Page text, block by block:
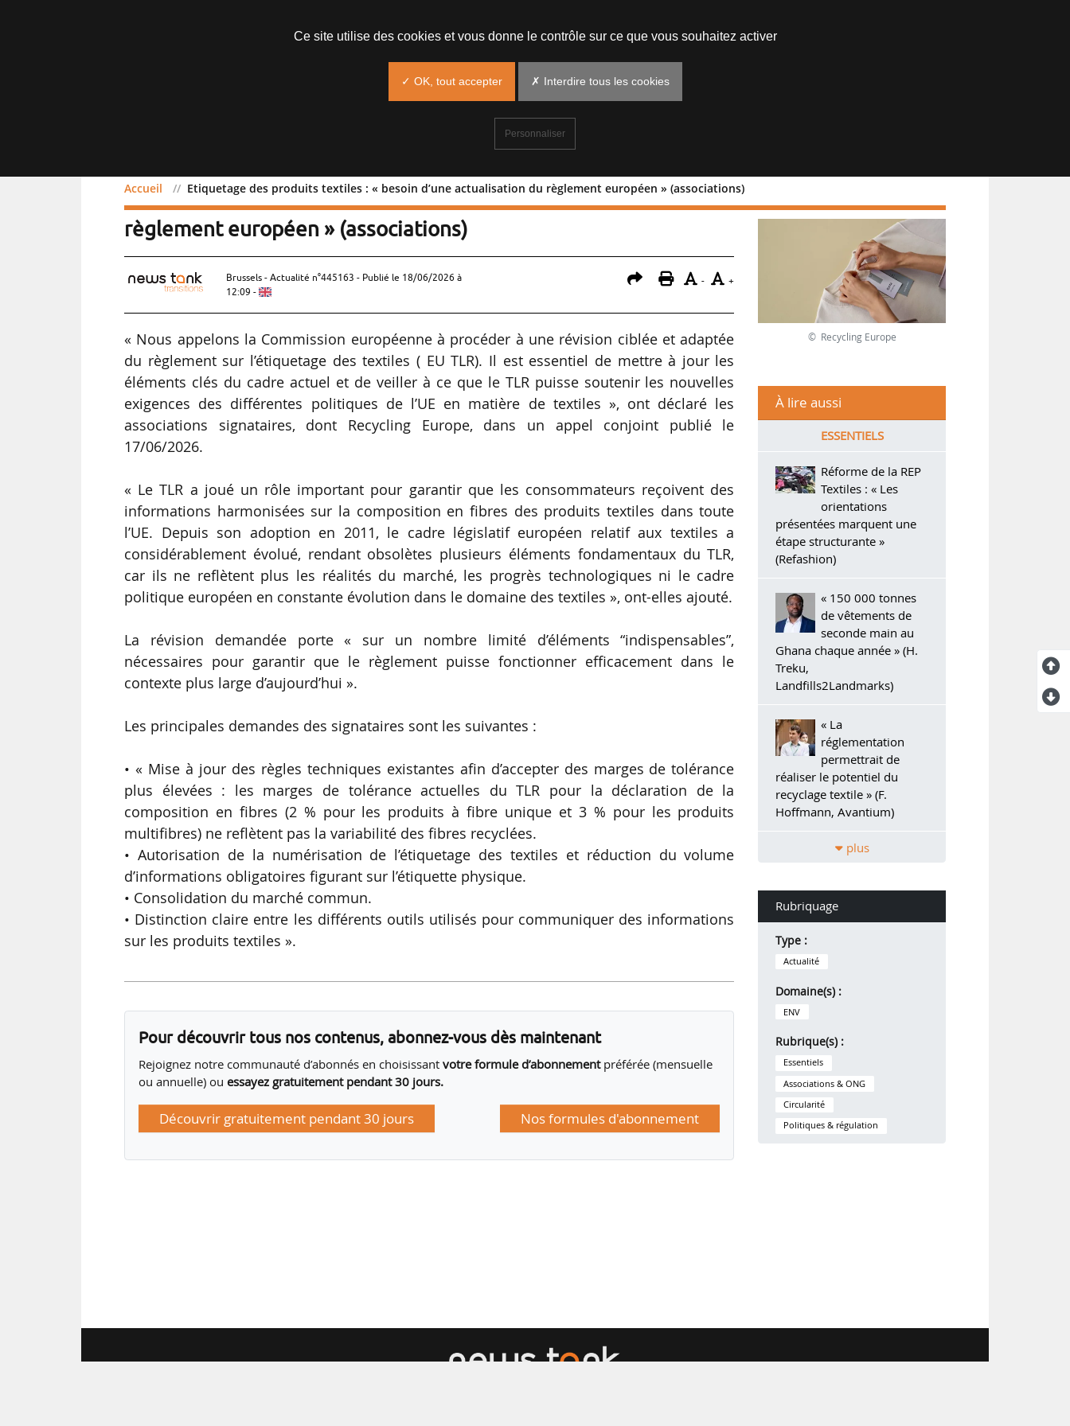
Accueil Etiquetage des produits textiles : « besoin d’une actualisation du règlement européen » (associations)
Etiquetage des produits textiles : « besoin d’une actualisation du
règlement européen » (associations)
Brussels - Actualité n°445163 - Publié le 18/06/2026 à
12:09 -
- +
« Nous appelons la Commission européenne à procéder à une révision ciblée et adaptée
du règlement sur l’étiquetage des textiles ( EU TLR). Il est essentiel de mettre à jour les
éléments clés du cadre actuel et de veiller à ce que le TLR puisse soutenir les nouvelles
exigences des différentes politiques de l’UE en matière de textiles », ont déclaré les
associations signataires, dont Recycling Europe, dans un appel conjoint publié le
17/06/2026.
« Le TLR a joué un rôle important pour garantir que les consommateurs reçoivent des
informations harmonisées sur la composition en fibres des produits textiles dans toute
l’UE. Depuis son adoption en 2011, le cadre législatif européen relatif aux textiles a
considérablement évolué, rendant obsolètes plusieurs éléments fondamentaux du TLR,
car ils ne reflètent plus les réalités du marché, les progrès technologiques ni le cadre
politique européen en constante évolution dans le domaine des textiles », ont-elles ajouté.
La révision demandée porte « sur un nombre limité d’éléments “indispensables”,
nécessaires pour garantir que le règlement puisse fonctionner efficacement dans le
contexte plus large d’aujourd’hui ».
Les principales demandes des signataires sont les suivantes :
• « Mise à jour des règles techniques existantes afin d’accepter des marges de tolérance
plus élevées : les marges de tolérance actuelles du TLR pour la déclaration de la
composition en fibres (2 % pour les produits à fibre unique et 3 % pour les produits
multifibres) ne reflètent pas la variabilité des fibres recyclées.
• Autorisation de la numérisation de l’étiquetage des textiles et réduction du volume
d’informations obligatoires figurant sur l’étiquette physique.
• Consolidation du marché commun.
• Distinction claire entre les différents outils utilisés pour communiquer des informations
sur les produits textiles ».
Pour découvrir tous nos contenus, abonnez-vous dès maintenant
Rejoignez notre communauté d’abonnés en choisissantvotre formule d’abonnementpréférée (mensuelle
ou annuelle) ouessayez gratuitement pendant 30 jours.
Découvrir gratuitement pendant 30 jours Nos formules d'abonnement
© Recycling Europe
À lire aussi
ESSENTIELS
Réforme de la REP
Textiles : « Les
orientations
présentées marquent une
étape structurante »
(Refashion)
« 150 000 tonnes
de vêtements de
seconde main au
Ghana chaque année » (H.
Treku,
Landfills2Landmarks)
« La
réglementation
permettrait de
réaliser le potentiel du
recyclage textile » (F.
Hoffmann, Avantium)
plus
Rubriquage
Type :
Actualité
Domaine(s) :
ENV
Rubrique(s) :
Essentiels
Associations & ONG
Circularité
Politiques & régulation
Ce site utilise des cookies et vous donne le contrôle sur ce que vous souhaitez activer
✓ OK, tout accepter ✗ Interdire tous les cookies
Personnaliser